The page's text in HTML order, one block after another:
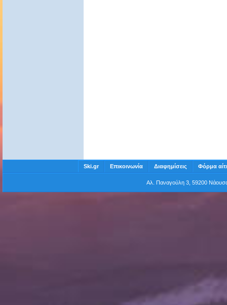
Ski.gr Επικοινωνία Διαφημίσεις Φόρμα
Αλ. Παναγούλη 3, 59200